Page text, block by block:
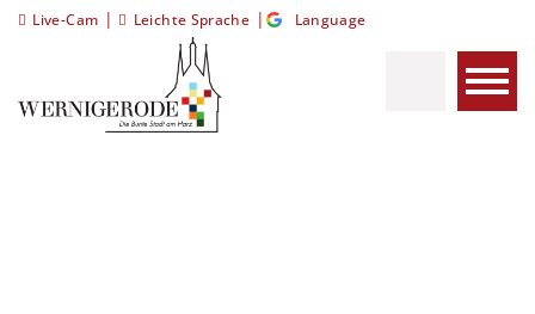
Live-Cam | Leichte Sprache | Language